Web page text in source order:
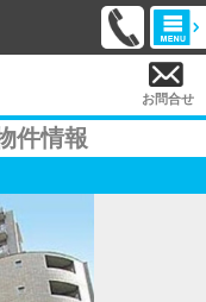
お問合せ
件情報